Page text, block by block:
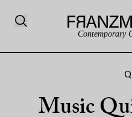
Contemporary
Music